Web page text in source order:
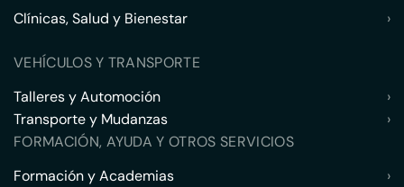
Clínicas, Salud y Bienestar
›
VEHÍCULOS Y TRANSPORTE
Talleres y Automoción
›
Transporte y Mudanzas
›
FORMACIÓN, AYUDA Y OTROS SERVICIOS
Formación y Academias
›